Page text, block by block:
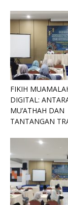
FIKIH
DIGITAL:
MU’ATHAH DAN
TANTANGAN